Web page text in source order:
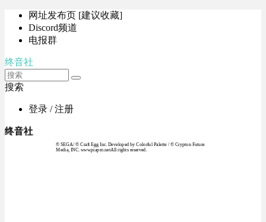
网址发布页 [建议收藏]
Discord频道
电报群
终音社
搜索
登录 / 注册
终音社
© SEGA / © Craft Egg Inc. Developed by Colorful Palette / © Crypton Future
Media, INC. www.piapro.netAll rights reserved.